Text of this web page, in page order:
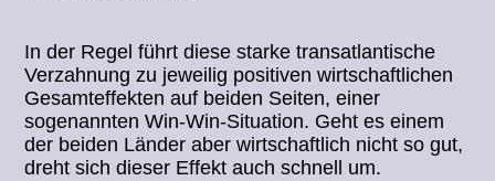
In der Regel führt diese starke transatlantische
Verzahnung zu jeweilig positiven wirtschaftlichen
Gesamteffekten auf beiden Seiten, einer
sogenannten Win-Win-Situation. Geht es einem
der beiden Länder aber wirtschaftlich nicht so gut,
dreht sich dieser Effekt auch schnell um.